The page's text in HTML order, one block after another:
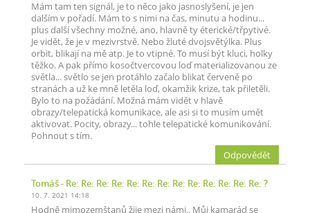
Mám tam ten signál, je to něco jako jasnoslyšení, je jen
dalším v pořadí. Mám to s nimi na čas, minutu a hodinu...
plus další všechny možné, ano, hlavně ty éterické/třpytivé.
Je vidět, že je v mezivrstvě. Nebo žluté dvojsvětýlka. Plus
orbit, blikají na mě atp. Je to vtipné. To musí být kluci, holky
těžko. A pak přímo kosočtvercovou loď materializovanou ze
světla... světlo se jen protáhlo začalo blikat červeně po
stranách a už ke mně letěla loď, okamžik krize, tak přiletěli.
Bylo to na požádání. Možná mám vidět v hlavě
obrazy/telepatická komunikace, ale asi si to musím umět
aktivovat. Pocity, obrazy... tohle telepatické komunikování.
Pohnout s tím.
Odpovědět
Tomáš- Re: Re: Re: Re: Re: Re: Re: Re: Re: Re: Re: Re: Re: ?
10. 7. 2021 14:18
Hodně mimozemštanů žije mezi námi.. Můj kamarád se